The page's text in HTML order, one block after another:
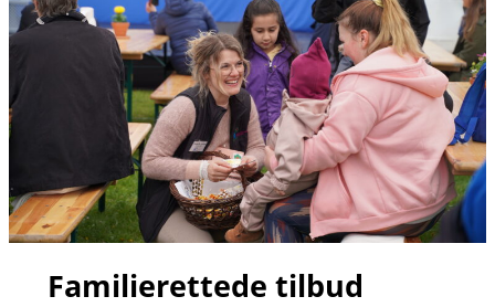
Familierettede tilbud